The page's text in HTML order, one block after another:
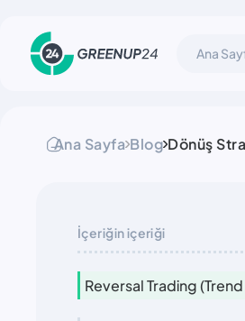
Ana
Ana Sayfa Blog Dönüş
İçeriğin içeriği